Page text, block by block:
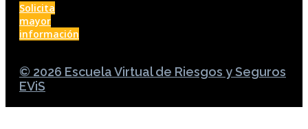
Solicita
mayor
información
© 2026 Escuela Virtual de Riesgos y Seguros
EViS